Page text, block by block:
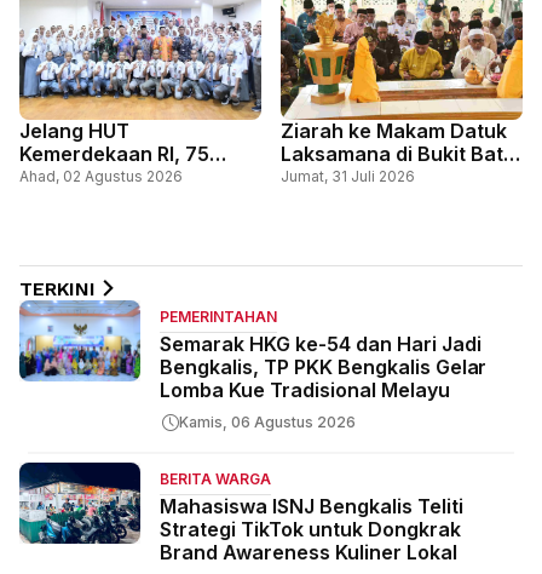
Jelang HUT
Kemerdekaan RI, 75
Pelajar Ikuti Pemusatan
Ahad, 02 Agustus 2026
Ziarah ke Makam Datuk
Laksamana di Bukit Batu
Tutup Rangkaian
Jumat, 31 Juli 2026
TERKINI
PEMERINTAHAN
Semarak HKG ke-54 dan Hari Jadi
Bengkalis, TP PKK Bengkalis Gelar
Lomba Kue Tradisional Melayu
Kamis, 06 Agustus 2026
BERITA WARGA
Mahasiswa ISNJ Bengkalis Teliti
Strategi TikTok untuk Dongkrak
Brand Awareness Kuliner Lokal